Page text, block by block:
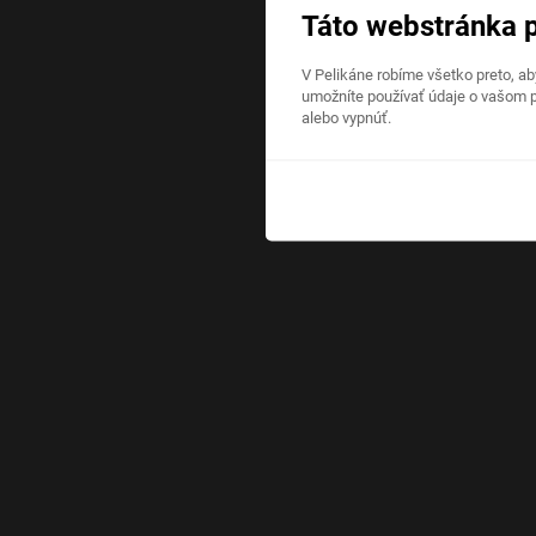
Táto webstránka
V Pelikáne robíme všetko preto,
umožníte používať údaje o vašom
alebo vypnúť.